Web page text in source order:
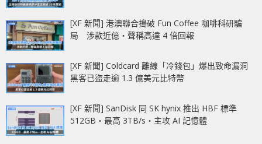
[XF 新聞] 港澳聯合搗破 Fun Coffee 咖啡科研騙
局 涉款近億‧聲稱高達 4 倍回報
[XF 新聞] Coldcard 離線「冷錢包」爆出致命漏洞
黑客已盜走逾 1.3 億美元比特幣
[XF 新聞] SanDisk 同 SK hynix 推出 HBF 標準
512GB‧最高 3TB/s‧主攻 AI 記憶體